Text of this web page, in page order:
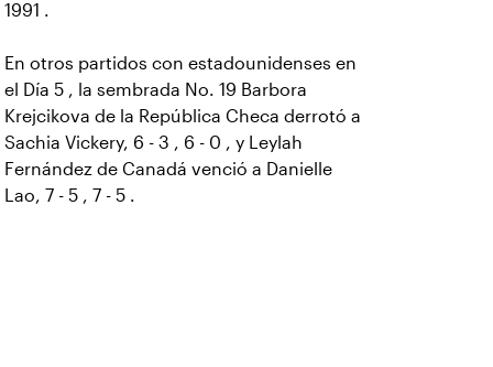
1991 .
En otros partidos con estadounidenses en
el Día 5 , la sembrada No. 19 Barbora
Krejcikova de la República Checa derrotó a
Sachia Vickery, 6 - 3 , 6 - 0 , y Leylah
Fernández de Canadá venció a Danielle
Lao, 7 - 5 , 7 - 5 .